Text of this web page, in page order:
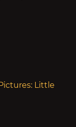
Little